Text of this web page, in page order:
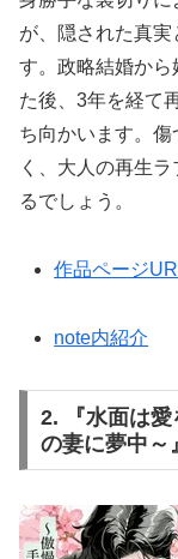
が、隠された真
す。政略結婚から
た後、3年を経て
ち向かいます。
く、大人の再生
るでしょう。
作品ページ
note内紹介
2. 『水面は
の妻に夢中～